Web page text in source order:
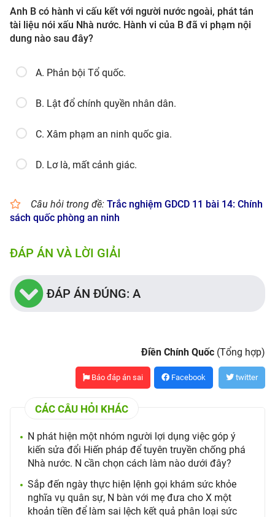
Anh B có hành vi cấu kết với người nước ngoài, phát tán
tài liệu nói xấu Nhà nước. Hành vi của B đã vi phạm nội
dung nào sau đây?
A. Phản bội Tổ quốc.
B. Lật đổ chính quyền nhân dân.
C. Xâm phạm an ninh quốc gia.
D. Lơ là, mất cảnh giác.
Câu hỏi trong đề: Trắc nghiệm GDCD 11 bài 14: Chính
sách quốc phòng an ninh
ĐÁP ÁN VÀ LỜI GIẢI
ĐÁP ÁN ĐÚNG: A
Điền Chính Quốc (Tổng hợp)
Báo đáp án sai Facebook twitter
CÁC CÂU HỎI KHÁC
N phát hiện một nhóm người lợi dụng việc góp ý
kiến sửa đổi Hiến pháp để tuyên truyền chống phá
Nhà nước. N cần chọn cách làm nào dưới đây?
Sắp đến ngày thực hiện lệnh gọi khám sức khỏe
nghĩa vụ quân sự, N bàn với mẹ đưa cho X một
khoản tiền để làm sai lệch kết quả phân loại sức